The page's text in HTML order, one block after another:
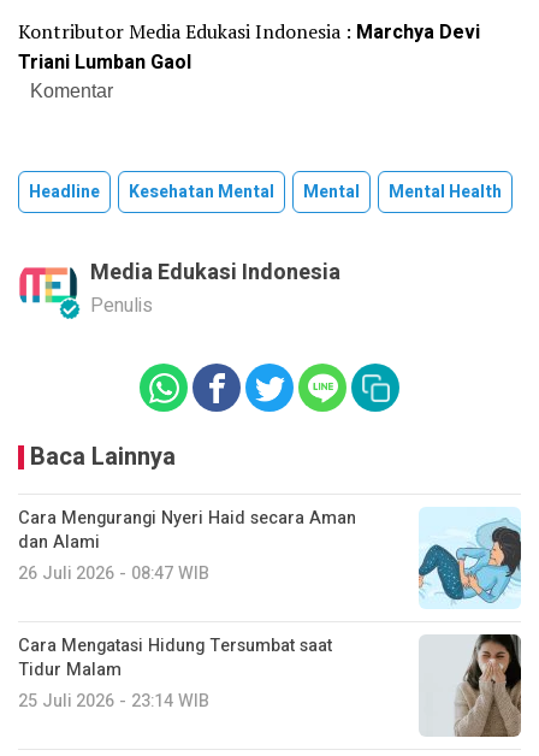
Kontributor Media Edukasi Indonesia : Marchya Devi
Triani Lumban Gaol
Komentar
Headline Kesehatan Mental Mental Mental Health
Media Edukasi Indonesia
Penulis
Baca Lainnya
Cara Mengurangi Nyeri Haid secara Aman
dan Alami
26 Juli 2026 - 08:47 WIB
Cara Mengatasi Hidung Tersumbat saat
Tidur Malam
25 Juli 2026 - 23:14 WIB